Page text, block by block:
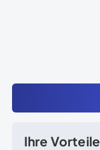
Ihre Vorteile